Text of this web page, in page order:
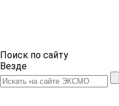
Поиск по сайту
Везде